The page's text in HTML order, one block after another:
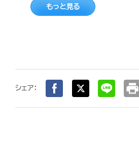
もっと見る
シェア： print